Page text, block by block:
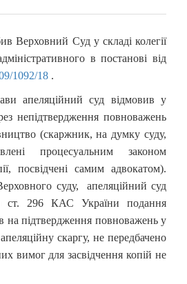
Верховний Суд у складі колегії
в постанові від
1092/18 .
апеляційний суд відмовив у
непідтвердження повноважень
(скаржник, на думку суду,
процесуальним законом
посвідчені самим адвокатом).
суду, апеляційний суд
ст. 296 КАС України подання
на підтвердження повноважень у
скаргу, не передбачено
вимог для засвідчення копій не